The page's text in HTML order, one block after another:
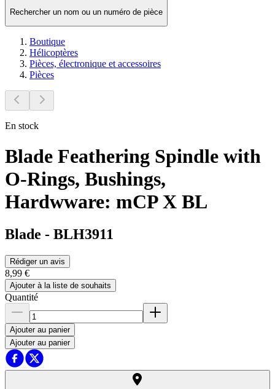
Rechercher un nom ou un numéro de pièce
Boutique
Hélicoptères
Pièces, électronique et accessoires
Pièces
En stock
Blade Feathering Spindle with
O-Rings, Bushings,
Hardwware: mCP X BL
Blade - BLH3911
Rédiger un avis
8,99 €
Ajouter à la liste de souhaits
Quantité
Ajouter au panier
Ajouter au panier